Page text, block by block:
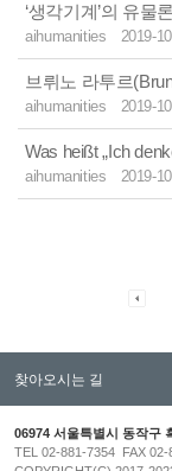
‘생각기계’의 유물
aihumanities 2019-
브뤼노 라투르
aihumanities 2019-
Was heißt „Ich
aihumanities 2019-
찾아오시는 길
06974 서울특별시 동작구
TEL 02-881-7354 FAX